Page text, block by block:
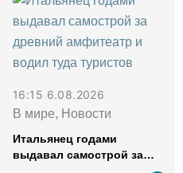
16:15 6.08.2026
В мире, Новости
Итальянец годами
выдавал самострой за